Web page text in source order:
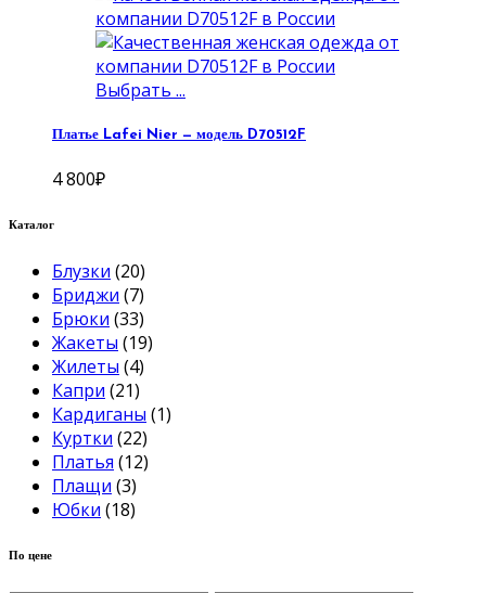
Выбрать ...
Платье Lafei Nier — модель D70512F
4 800₽
Каталог
Блузки (20)
Бриджи (7)
Брюки (33)
Жакеты (19)
Жилеты (4)
Капри (21)
Кардиганы (1)
Куртки (22)
Платья (12)
Плащи (3)
Юбки (18)
По цене